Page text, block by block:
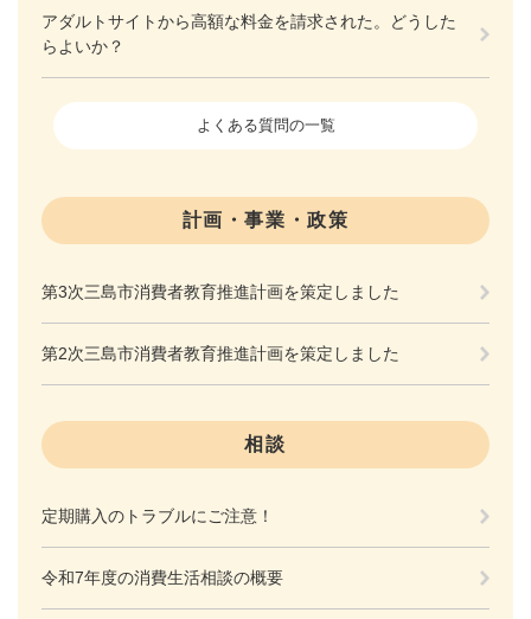
アダルトサイトから高額な料金を請求された。どうした
らよいか？
よくある質問の一覧
計画・事業・政策
第3次三島市消費者教育推進計画を策定しました
第2次三島市消費者教育推進計画を策定しました
相談
定期購入のトラブルにご注意！
令和7年度の消費生活相談の概要